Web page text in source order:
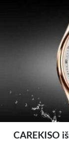
CAREKISO